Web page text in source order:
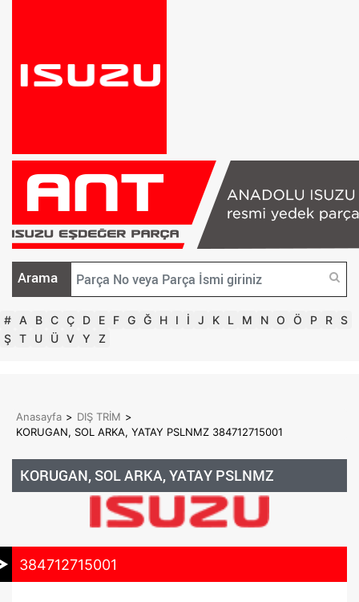
Arama
# A B C Ç D E F G Ğ H I İ J K L M N O Ö P R S
Ş T U Ü V Y Z
Anasayfa > DIŞ TRİM >
KORUGAN, SOL ARKA, YATAY PSLNMZ 384712715001
KORUGAN, SOL ARKA, YATAY PSLNMZ
384712715001